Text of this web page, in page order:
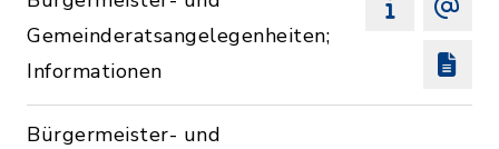
Gemeinderatsangelegenheiten;
Informationen
Bürgermeister- und